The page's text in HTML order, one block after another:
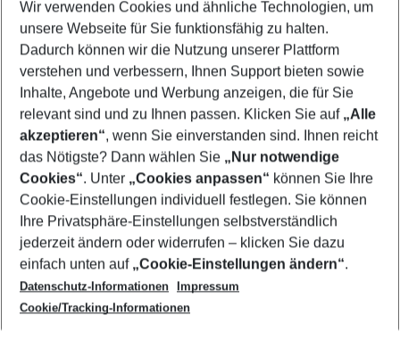
2 Erwachsene Keine Kinder
Mehr Filter anzeigen
Footer
Footer navigation
Über uns
AGB
Cookie-Einstellungen ändern
Cookie-Richtlinie
Datenschutz
Service & Hilfe
Barrierefreies Reisen
Check-in
Folgen Sie uns
Wir verwenden Cookies und ähnliche Technologien, um
unsere Webseite für Sie funktionsfähig zu halten.
Dadurch können wir die Nutzung unserer Plattform
verstehen und verbessern, Ihnen Support bieten sowie
Inhalte, Angebote und Werbung anzeigen, die für Sie
relevant sind und zu Ihnen passen. Klicken Sie auf „Alle
akzeptieren“, wenn Sie einverstanden sind. Ihnen reicht
das Nötigste? Dann wählen Sie „Nur notwendige
Cookies“. Unter „Cookies anpassen“ können Sie Ihre
Cookie-Einstellungen individuell festlegen. Sie können
Ihre Privatsphäre-Einstellungen selbstverständlich
jederzeit ändern oder widerrufen – klicken Sie dazu
einfach unten auf „Cookie-Einstellungen ändern“.
Datenschutz-Informationen
Impressum
Cookie/Tracking-Informationen